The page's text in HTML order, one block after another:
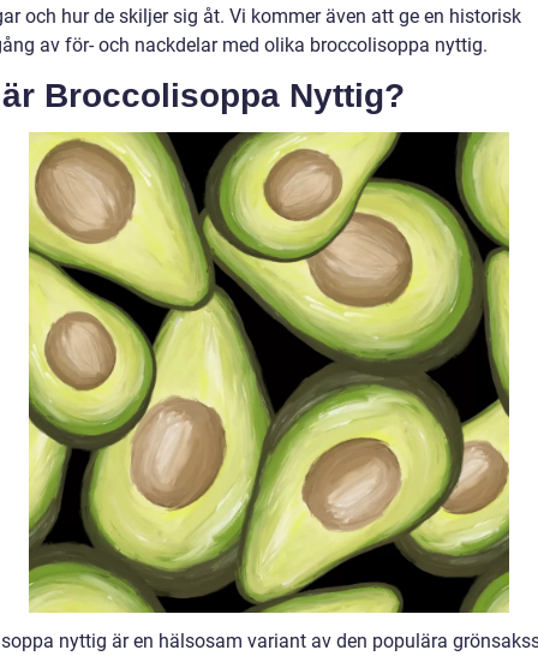
och hur de skiljer sig åt. Vi kommer även att ge en historisk
av för- och nackdelar med olika broccolisoppa nyttig.
Broccolisoppa Nyttig?
nyttig är en hälsosam variant av den populära